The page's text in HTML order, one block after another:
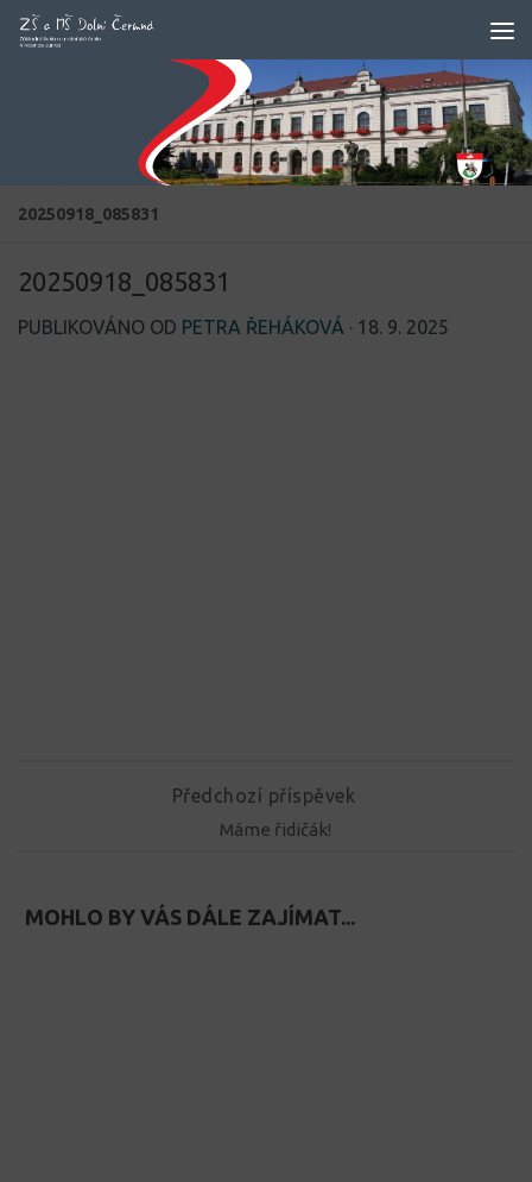
Skip to content
20250918_085831
20250918_085831
PUBLIKOVÁNO OD PETRA ŘEHÁKOVÁ · 18. 9. 2025
Předchozí příspěvek
Máme řidičák!
MOHLO BY VÁS DÁLE ZAJÍMAT...